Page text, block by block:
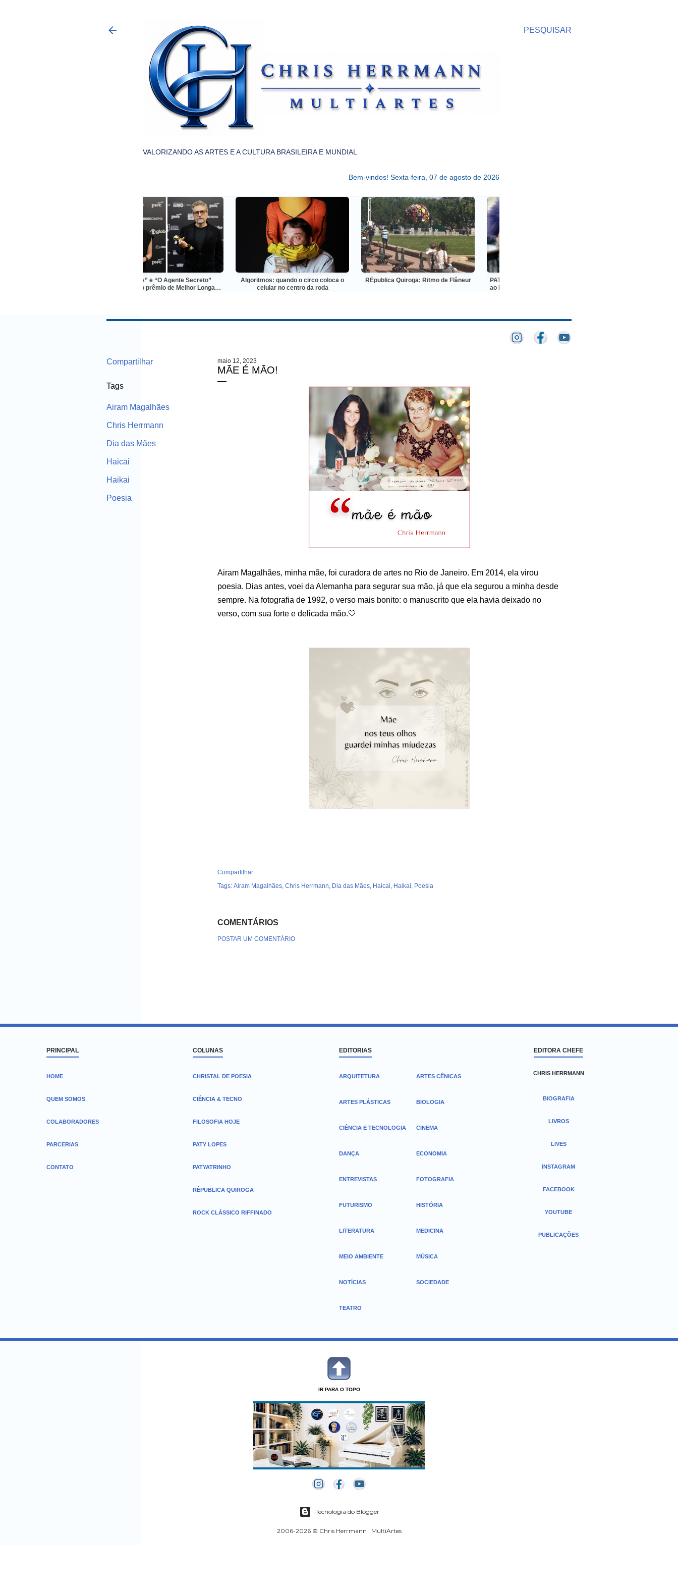
PESQUISAR
VALORIZANDO AS ARTES E A CULTURA BRASILEIRA E MUNDIAL
Bem-vindos! Sexta-feira, 07 de agosto de 2026
“Manas” e “O Agente Secreto”
dividem o prêmio de Melhor Longa-
Algoritmos: quando o circo coloca o
celular no centro da roda
RÊpublica Quiroga: Ritmo de Flâneur
PATYATRINHO: Palco Giratório chega
ao Rio e transforma o Sesc Tijuca em
Compartilhar
Tags
Airam Magalhães
Chris Herrmann
Dia das Mães
Haicai
Haikai
Poesia
maio 12, 2023
MÃE É MÃO!
Airam Magalhães, minha mãe, foi curadora de artes no Rio de Janeiro. Em 2014, ela virou
poesia. Dias antes, voei da Alemanha para segurar sua mão, já que ela segurou a minha desde
sempre. Na fotografia de 1992, o verso mais bonito: o manuscrito que ela havia deixado no
verso, com sua forte e delicada mão.🤍
Compartilhar
Tags: Airam Magalhães Chris Herrmann Dia das Mães Haicai Haikai Poesia
COMENTÁRIOS
POSTAR UM COMENTÁRIO
PRINCIPAL
HOME
QUEM SOMOS
COLABORADORES
PARCERIAS
CONTATO
COLUNAS
CHRISTAL DE POESIA
CIÊNCIA & TECNO
FILOSOFIA HOJE
PATY LOPES
PATYATRINHO
RÊPUBLICA QUIROGA
ROCK CLÁSSICO RIFFINADO
EDITORIAS
ARQUITETURA ARTES CÊNICAS
ARTES PLÁSTICAS BIOLOGIA
CIÊNCIA E TECNOLOGIA CINEMA
DANÇA ECONOMIA
ENTREVISTAS FOTOGRAFIA
FUTURISMO HISTÓRIA
LITERATURA MEDICINA
MEIO AMBIENTE MÚSICA
NOTÍCIAS SOCIEDADE
TEATRO
EDITORA CHEFE
CHRIS HERRMANN
BIOGRAFIA
LIVROS
LIVES
INSTAGRAM
FACEBOOK
YOUTUBE
PUBLICAÇÕES
IR PARA O TOPO
Tecnologia do Blogger
2006-2026 © Chris Herrmann | MultiArtes